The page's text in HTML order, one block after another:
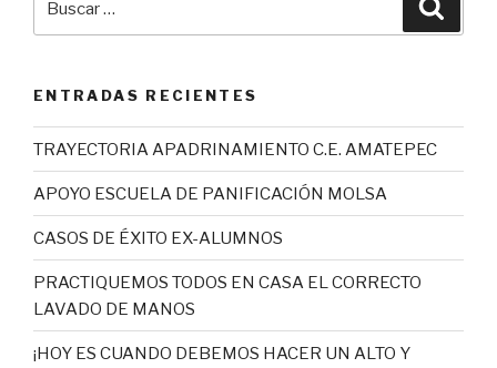
ENTRADAS RECIENTES
TRAYECTORIA APADRINAMIENTO C.E. AMATEPEC
APOYO ESCUELA DE PANIFICACIÓN MOLSA
CASOS DE ÉXITO EX-ALUMNOS
PRACTIQUEMOS TODOS EN CASA EL CORRECTO
LAVADO DE MANOS
¡HOY ES CUANDO DEBEMOS HACER UN ALTO Y